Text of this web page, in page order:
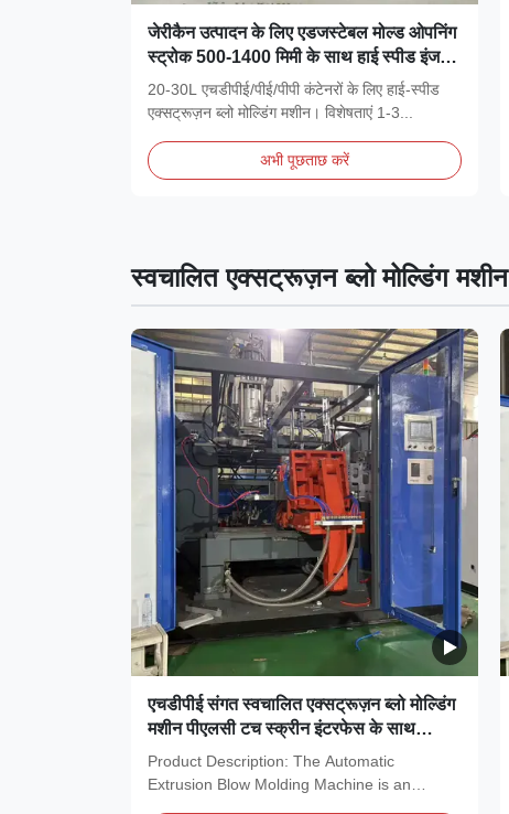
जेरीकैन उत्पादन के लिए एडजस्टेबल मोल्ड ओपनिंग
स्ट्रोक 500-1400 मिमी के साथ हाई स्पीड इंजन-
ड्रिवेन एक्सट्रूज़न ब्लो मोल्डिंग मशीन
20-30L एचडीपीई/पीई/पीपी कंटेनरों के लिए हाई-स्पीड
एक्सट्रूज़न ब्लो मोल्डिंग मशीन। विशेषताएं 1-3...
अभी पूछताछ करें
स्वचालित एक्सट्रूज़न ब्लो मोल्डिंग मशीन
एचडीपीई संगत स्वचालित एक्सट्रूज़न ब्लो मोल्डिंग
मशीन पीएलसी टच स्क्रीन इंटरफेस के साथ
10000 मिमी ऊंचाई तक खोखले उत्पादों के लिए
Product Description: The Automatic
Extrusion Blow Molding Machine is an